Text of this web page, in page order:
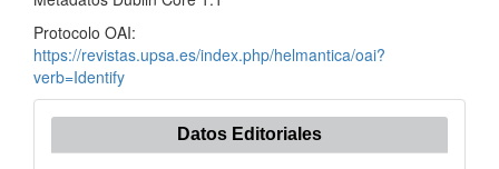
Protocolo OAI:
https://revistas.upsa.es/index.php/helmantica/oai?
verb=Identify
Datos Editoriales